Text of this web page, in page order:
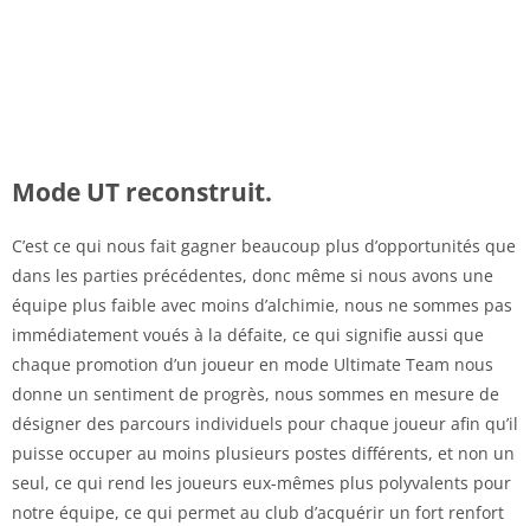
Mode UT reconstruit.
C’est ce qui nous fait gagner beaucoup plus d’opportunités que
dans les parties précédentes, donc même si nous avons une
équipe plus faible avec moins d’alchimie, nous ne sommes pas
immédiatement voués à la défaite, ce qui signifie aussi que
chaque promotion d’un joueur en mode Ultimate Team nous
donne un sentiment de progrès, nous sommes en mesure de
désigner des parcours individuels pour chaque joueur afin qu’il
puisse occuper au moins plusieurs postes différents, et non un
seul, ce qui rend les joueurs eux-mêmes plus polyvalents pour
notre équipe, ce qui permet au club d’acquérir un fort renfort